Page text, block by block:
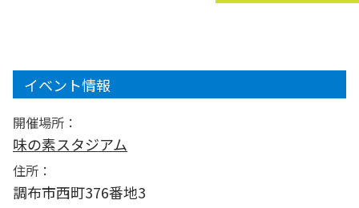
イベント情報
開催場所：
味の素スタジアム
住所：
調布市西町376番地3